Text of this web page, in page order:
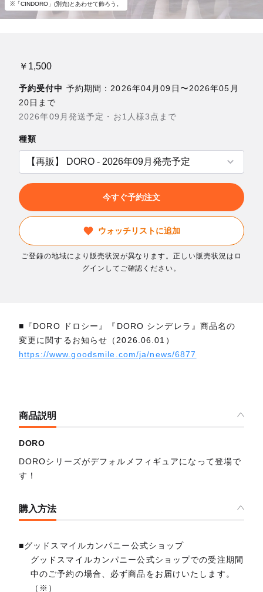
※「CINDORO」(別売)とあわせて飾ろう。
￥1,500
予約受付中 予約期間：2026年04月09日〜2026年05月
20日まで
2026年09月発送予定・お1人様3点まで
種類
今すぐ予約注文
ウォッチリストに追加
ご登録の地域により販売状況が異なります。正しい販売状況はロ
グインしてご確認ください。
■『DORO ドロシー』『DORO シンデレラ』商品名の
変更に関するお知らせ（2026.06.01）
https://www.goodsmile.com/ja/news/6877
商品説明
DORO
DOROシリーズがデフォルメフィギュアになって登場で
す！
購入方法
■グッドスマイルカンパニー公式ショップ
グッドスマイルカンパニー公式ショップでの受注期間
中のご予約の場合、必ず商品をお届けいたします。
（※）